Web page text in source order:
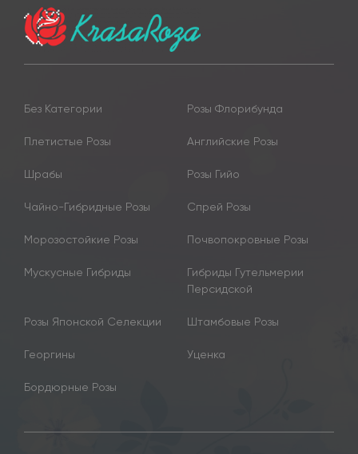
Без Категории Розы Флорибунда
Плетистые Розы Английские Розы
Шрабы Розы Гийо
Чайно-Гибридные Розы Спрей Розы
Морозостойкие Розы Почвопокровные Розы
Мускусные Гибриды
Гибриды Гутельмерии
Персидской
Розы Японской Селекции Штамбовые Розы
Георгины Уценка
Бордюрные Розы